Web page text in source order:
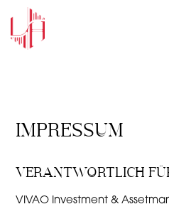
IMPRESSUM
VERANTWORTLICH
VIVAO Investment &